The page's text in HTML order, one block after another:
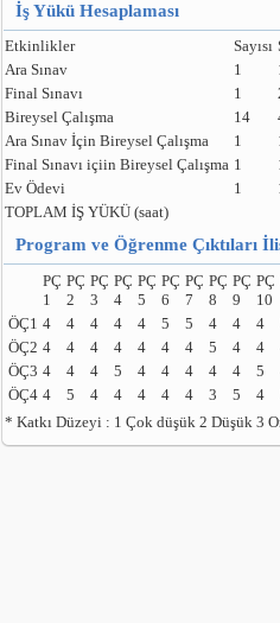
İş Yükü Hesaplaması
Etkinlikler Sayısı
Ara Sınav
1
Final Sınavı
1
Bireysel Çalışma
14
Ara Sınav İçin Bireysel Çalışma
1
Final Sınavı içiin Bireysel Çalışma 1
Ev Ödevi
1
TOPLAM İŞ YÜKÜ (saat)
Program ve Öğrenme Çıktıları
PÇ
1
PÇ
2
PÇ
3
PÇ
4
PÇ
5
PÇ
6
PÇ
7
PÇ
8
PÇ
9
PÇ
10
ÖÇ1 4 4 4 4 4 5 5 4 4 4
ÖÇ2 4 4 4 4 4 4 4 5 4 4
ÖÇ3 4 4 4 5 4 4 4 4 4 5
ÖÇ4 4 5 4 4 4 4 4 3 5 4
* Katkı Düzeyi : 1 Çok düşük 2 Düşük 3